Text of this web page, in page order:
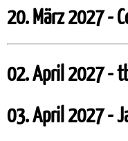
20. März 2027 -
02. April 2027 -
03. April 2027 -